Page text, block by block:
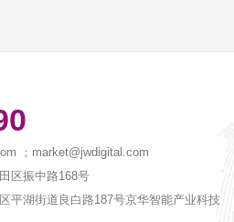
；market@jwdigital.com
区振中路168号
平湖街道良白路187号京华智能产业科技